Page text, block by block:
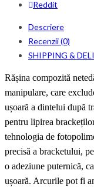
Reddit
Descriere
Recenzii (0)
SHIPPING &
Rășina compozită
manipulare, care e
ușoară a dintelui după
pentru lipirea
tehnologia de
precisă a bracketului,
o adeziune puternică,
ușoară. Arcurile pot fi